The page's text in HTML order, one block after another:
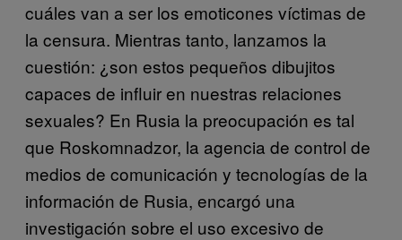
cuáles van a ser los emoticones víctimas de
la censura. Mientras tanto, lanzamos la
cuestión: ¿son estos pequeños dibujitos
capaces de influir en nuestras relaciones
sexuales? En Rusia la preocupación es tal
que Roskomnadzor, la agencia de control de
medios de comunicación y tecnologías de la
información de Rusia, encargó una
investigación sobre el uso excesivo de